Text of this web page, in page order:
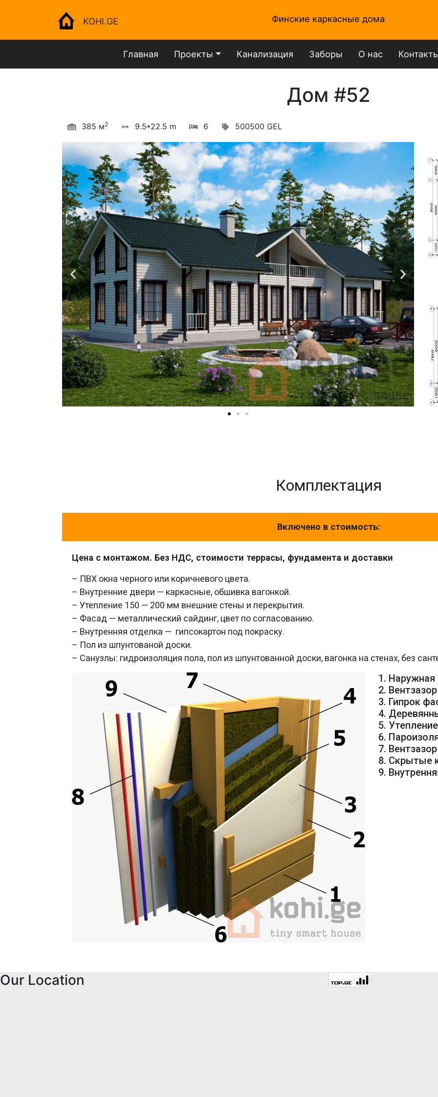
KOHI.GE Финские каркасные дома
Главная Проекты Канализация Заборы О нас
Дом #52
385 м2 9.5*22.5 m 6 500500 GEL
Комплектация
Включено в стоимость:
Цена с монтажом. Без НДС, стоимости террасы, фундамента и доставки
– ПВХ окна черного или коричневого цвета.
– Внутренние двери — каркасные, обшивка вагонкой.
– Утепление 150 — 200 мм внешние стены и перекрытия.
– Фасад — металлический сайдинг, цвет по согласованию.
– Внутренняя отделка — гипсокартон под покраску.
– Пол из шпунтованой доски.
– Санузлы: гидроизоляция пола, пол из шпунтованной доски, вагонка на стенах, без
1. Наружная
2. Вентзазор
3. Гипрок
4.
5. Утепление
6.
7.
8. Скрытые
9.
Our Location